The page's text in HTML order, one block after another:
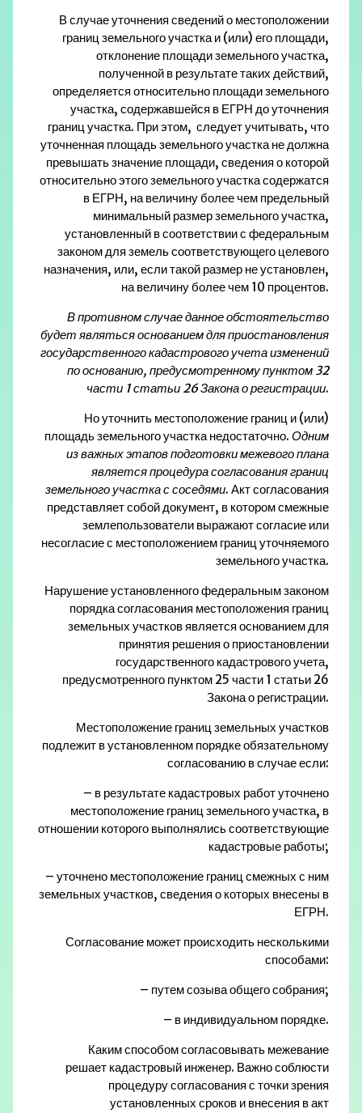
В случае уточнения сведений о местоположении
границ земельного участка и (или) его площади,
отклонение площади земельного участка,
полученной в результате таких действий,
определяется относительно площади земельного
участка, содержавшейся в ЕГРН до уточнения
границ участка. При этом, следует учитывать, что
уточненная площадь земельного участка не должна
превышать значение площади, сведения о которой
относительно этого земельного участка содержатся
в ЕГРН, на величину более чем предельный
минимальный размер земельного участка,
установленный в соответствии с федеральным
законом для земель соответствующего целевого
назначения, или, если такой размер не установлен,
на величину более чем 10 процентов.
В противном случае данное обстоятельство
будет являться основанием для приостановления
государственного кадастрового учета изменений
по основанию, предусмотренномупунктом 32
части 1 статьи 26 Закона орегистрации.
Но уточнить местоположение границ и (или)
площадь земельного участка недостаточно.Одним
из важных этапов подготовки межевого плана
является процедура согласования границ
земельного участка с соседями. Акт согласования
представляет собой документ, в котором смежные
землепользователи выражают согласие или
несогласие с местоположением границ уточняемого
земельного участка.
Нарушение установленного федеральным законом
порядка согласования местоположения границ
земельных участков является основанием для
принятия решения о приостановлении
государственного кадастрового учета,
предусмотренного пунктом 25 части 1 статьи 26
Закона о регистрации.
Местоположение границ земельных участков
подлежит в установленном порядке обязательному
согласованию в случае если:
– в результате кадастровых работ уточнено
местоположение границ земельного участка, в
отношении которого выполнялись соответствующие
кадастровые работы;
– уточнено местоположение границ смежных с ним
земельных участков, сведения о которых внесены в
ЕГРН.
Согласование может происходить несколькими
способами:
– путем созыва общего собрания;
– в индивидуальном порядке.
Каким способом согласовывать межевание
решает кадастровый инженер. Важно соблюсти
процедуру согласования с точки зрения
установленных сроков и внесения в акт